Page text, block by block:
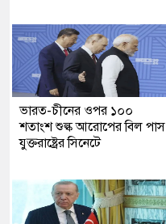
ভারত-চীনের ওপর ১০০
শতাংশ শুল্ক আরোপের বিল পাস
যুক্তরাষ্ট্রের সিনেটে